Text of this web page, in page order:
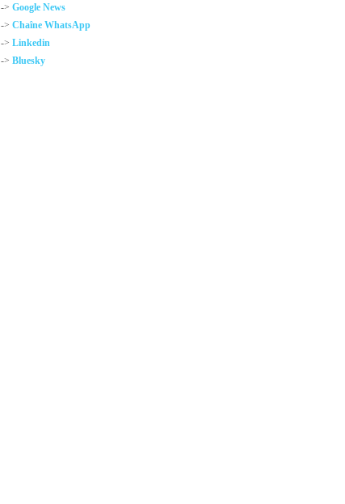
->Google News
->Chaîne WhatsApp
->Linkedin
->Bluesky